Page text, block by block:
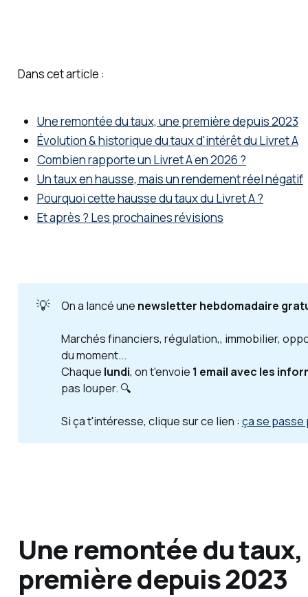
Dans cet article :
Une remontée du taux, une première depuis 2023
Évolution & historique du taux d'intérêt du Livret A
Combien rapporte un Livret A en 2026 ?
Un taux en hausse, mais un rendement réel négatif
Pourquoi cette hausse du taux du Livret A ?
Et après ? Les prochaines révisions
💡 On a lancé une newsletter hebdomadaire
Marchés financiers, régulation,, immobilier,
du moment...
Chaque lundi, on t'envoie 1 email avec les
pas louper. 🔍
Si ça t'intéresse, clique sur ce lien : ça se passe
Une remontée du
première depuis 2023
simple
moins
simple
s) pour
gérer
et faire
fructifi